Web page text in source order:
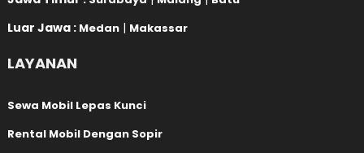
Luar Jawa : Medan | Makassar
LAYANAN
Sewa Mobil Lepas Kunci
Rental Mobil Dengan Sopir